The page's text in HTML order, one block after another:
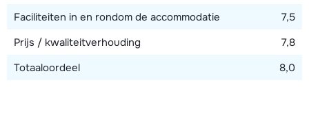
Faciliteiten in en rondom de accommodatie
7,5
Prijs / kwaliteitverhouding
7,8
Totaaloordeel
8,0